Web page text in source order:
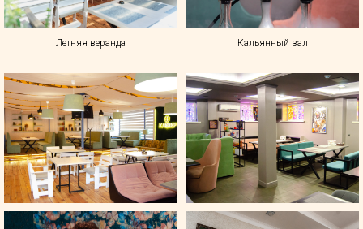
Летняя веранда Кальянный зал